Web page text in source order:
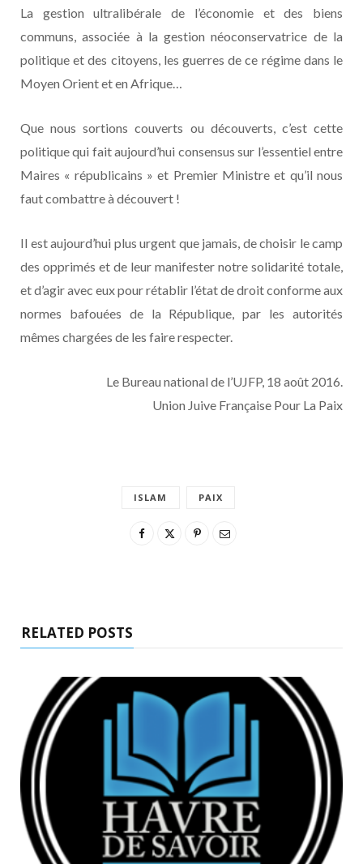
La gestion ultralibérale de l’économie et des biens
communs, associée à la gestion néoconservatrice de la
politique et des citoyens, les guerres de ce régime dans le
Moyen Orient et en Afrique…
Que nous sortions couverts ou découverts, c’est cette
politique qui fait aujourd’hui consensus sur l’essentiel entre
Maires « républicains » et Premier Ministre et qu’il nous
faut combattre à découvert !
Il est aujourd’hui plus urgent que jamais, de choisir le camp
des opprimés et de leur manifester notre solidarité totale,
et d’agir avec eux pour rétablir l’état de droit conforme aux
normes bafouées de la République, par les autorités
mêmes chargées de les faire respecter.
Le Bureau national de l’UJFP, 18 août 2016.
Union Juive Française Pour La Paix
ISLAM PAIX
RELATED POSTS